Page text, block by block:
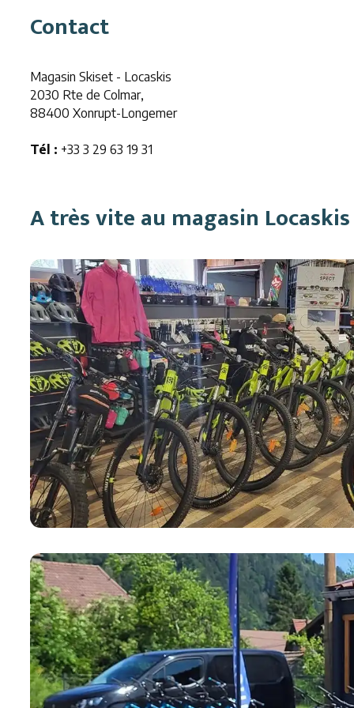
Contact
Magasin Skiset - Locaskis
2030 Rte de Colmar,
88400 Xonrupt-Longemer
Tél : +33 3 29 63 19 31
A très vite au magasin